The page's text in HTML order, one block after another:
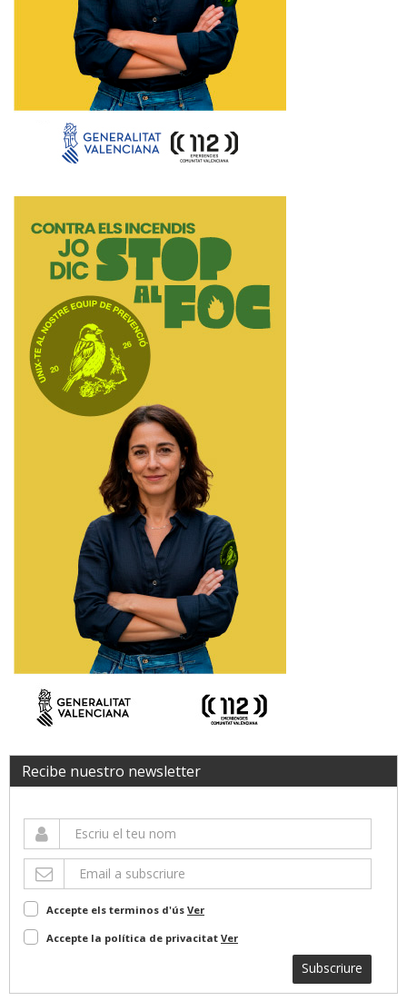
Recibe nuestro newsletter
Accepte els terminos d'ús Ver
Accepte la política de privacitat Ver
Subscriure